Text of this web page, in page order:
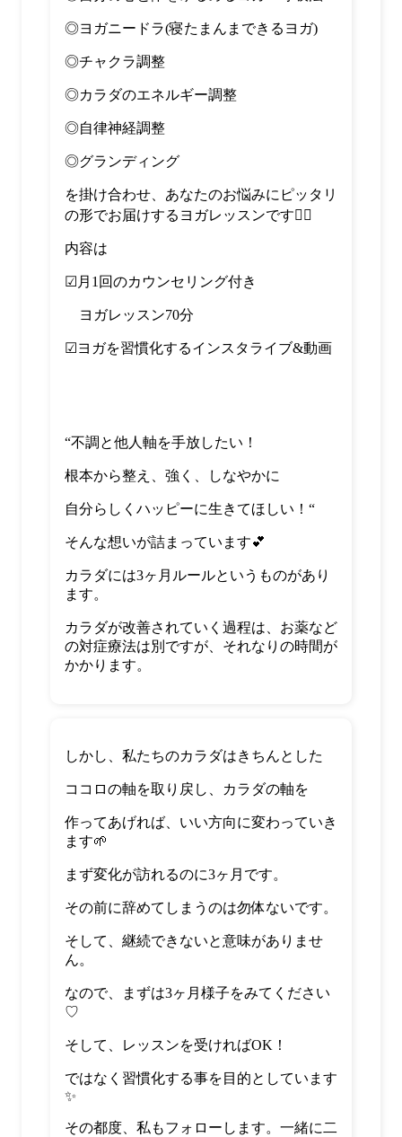
◎ヨガニードラ(寝たまんまできるヨガ)
◎チャクラ調整
◎カラダのエネルギー調整
◎自律神経調整
◎グランディング
を掛け合わせ、あなたのお悩みにピッタリ
の形でお届けするヨガレッスンです🧘‍♀️
内容は
☑︎ 月 1 回のカウンセリング付き
ヨガレッスン70分
☑︎ヨガを習慣化するインスタライブ&動画
“不調と他人軸を手放したい！
根本から整え、強く、しなやかに
自分らしくハッピーに生きてほしい！ “
そんな想いが詰まっています💕
カラダには3ヶ月ルールというものがあり
ます。
カラダが改善されていく過程は、お薬など
の対症療法は別ですが、それなりの時間が
かかります。
しかし、私たちのカラダはきちんとした
ココロの軸を取り戻し、カラダの軸を
作ってあげれば、いい方向に変わっていき
ます🌱
まず変化が訪れるのに3ヶ月です。
その前に辞めてしまうのは勿体ないです。
そして、継続できないと意味がありませ
ん。
なので、まずは3ヶ月様子をみてください
♡
そして、レッスンを受ければOK ！
ではなく習慣化する事を目的としています
✨
その都度、私もフォローします。一緒に二